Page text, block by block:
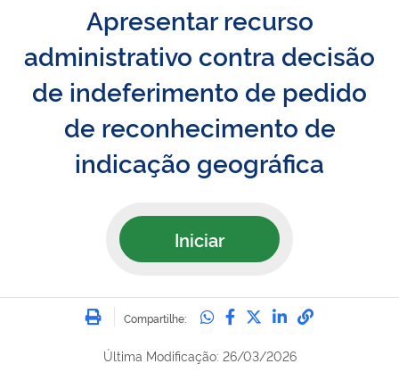
Apresentar recurso
administrativo contra decisão
de indeferimento de pedido
de reconhecimento de
indicação geográfica
Iniciar
Imprimir
Compartilhe: Compartilhe no
Compartilhe no
Compartilhe no
Compartilhe
Última Modificação: 26/03/2026